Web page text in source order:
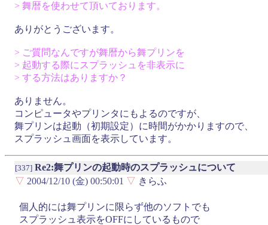
> 舞暦を使わせて頂いております。
ありがとうございます。
> ご質問なんですが舞暦から舞プリンを
> 起動する際にスプラッシュを非表示に
> する方法はありますか？
ありません。
コンピュータやプリンタにもよるのですが、
舞プリンは起動（初期設定）に時間がかかりますので、
スプラッシュ画面を表示しています。
[337] Re2:舞プリンの起動時のスプラッシュについて
▽ 2004/12/10 (金) 00:50:01 ▽ きらふ
個人的には舞プリンに限らず他のソフトでも
スプラッシュ表示をOFFにしているもので